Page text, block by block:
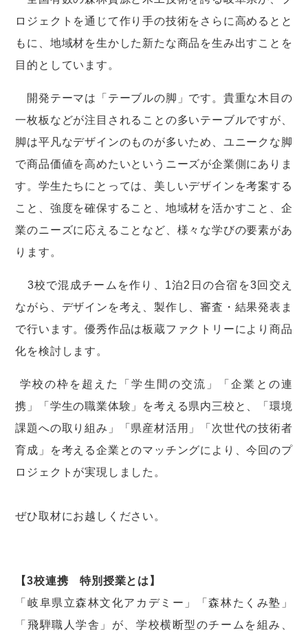
ロジェクトを通じて作り手の技術をさらに高めるとと
もに、地域材を生かした新たな商品を生み出すことを
目的としています。
開発テーマは「テーブルの脚」です。貴重な木目の
一枚板などが注目されることの多いテーブルですが、
脚は平凡なデザインのものが多いため、ユニークな脚
で商品価値を高めたいというニーズが企業側にありま
す。学生たちにとっては、美しいデザインを考案する
こと、強度を確保すること、地域材を活かすこと、企
業のニーズに応えることなど、様々な学びの要素があ
ります。
3校で混成チームを作り、1泊2日の合宿を3回交え
ながら、デザインを考え、製作し、審査・結果発表ま
で行います。優秀作品は板蔵ファクトリーにより商品
化を検討します。
学校の枠を超えた「学生間の交流」「企業との連
携」「学生の職業体験」を考える県内三校と、「環境
課題への取り組み」「県産材活用」「次世代の技術者
育成」を考える企業とのマッチングにより、今回のプ
ロジェクトが実現しました。
ぜひ取材にお越しください。
【3校連携 特別授業とは】
「岐阜県立森林文化アカデミー」「森林たくみ塾」
「飛騨職人学舎」が、学校横断型のチームを組み、